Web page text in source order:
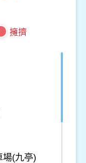
擁擠
場(九亭)